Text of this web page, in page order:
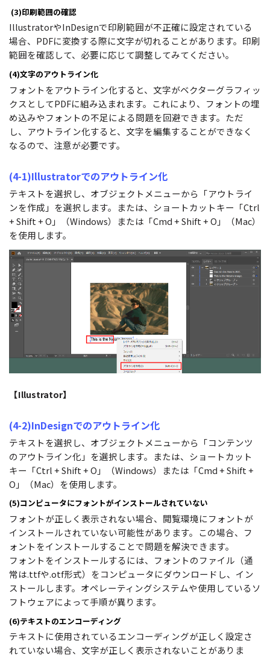
(3)印刷範囲の確認
IllustratorやInDesignで印刷範囲が不正確に設定されている
場合、PDFに変換する際に文字が切れることがあります。印刷
範囲を確認して、必要に応じて調整してみてください。
(4)文字のアウトライン化
フォントをアウトライン化すると、文字がベクターグラフィッ
クスとしてPDFに組み込まれます。これにより、フォントの埋
め込みやフォントの不足による問題を回避できます。ただ
し、アウトライン化すると、文字を編集することができなく
なるので、注意が必要です。
(4-1)Illustratorでのアウトライン化
テキストを選択し、オブジェクトメニューから「アウトライ
ンを作成」を選択します。または、ショートカットキー「Ctrl
+ Shift + O」（Windows）または「Cmd + Shift + O」（Mac）
を使用します。
【Illustrator】
(4-2)InDesignでのアウトライン化
テキストを選択し、オブジェクトメニューから「コンテンツ
のアウトライン化」を選択します。または、ショートカット
キー「Ctrl + Shift + O」（Windows）または「Cmd + Shift +
O」（Mac）を使用します。
(5)コンピュータにフォントがインストールされていない
フォントが正しく表示されない場合、閲覧環境にフォントが
インストールされていない可能性があります。この場合、フ
ォントをインストールすることで問題を解決できます。
フォントをインストールするには、フォントのファイル（通
常は.ttfや.otf形式）をコンピュータにダウンロードし、イン
ストールします。オペレーティングシステムや使用しているソ
フトウェアによって手順が異ります。
(6)テキストのエンコーディング
テキストに使用されているエンコーディングが正しく設定さ
れていない場合、文字が正しく表示されないことがありま